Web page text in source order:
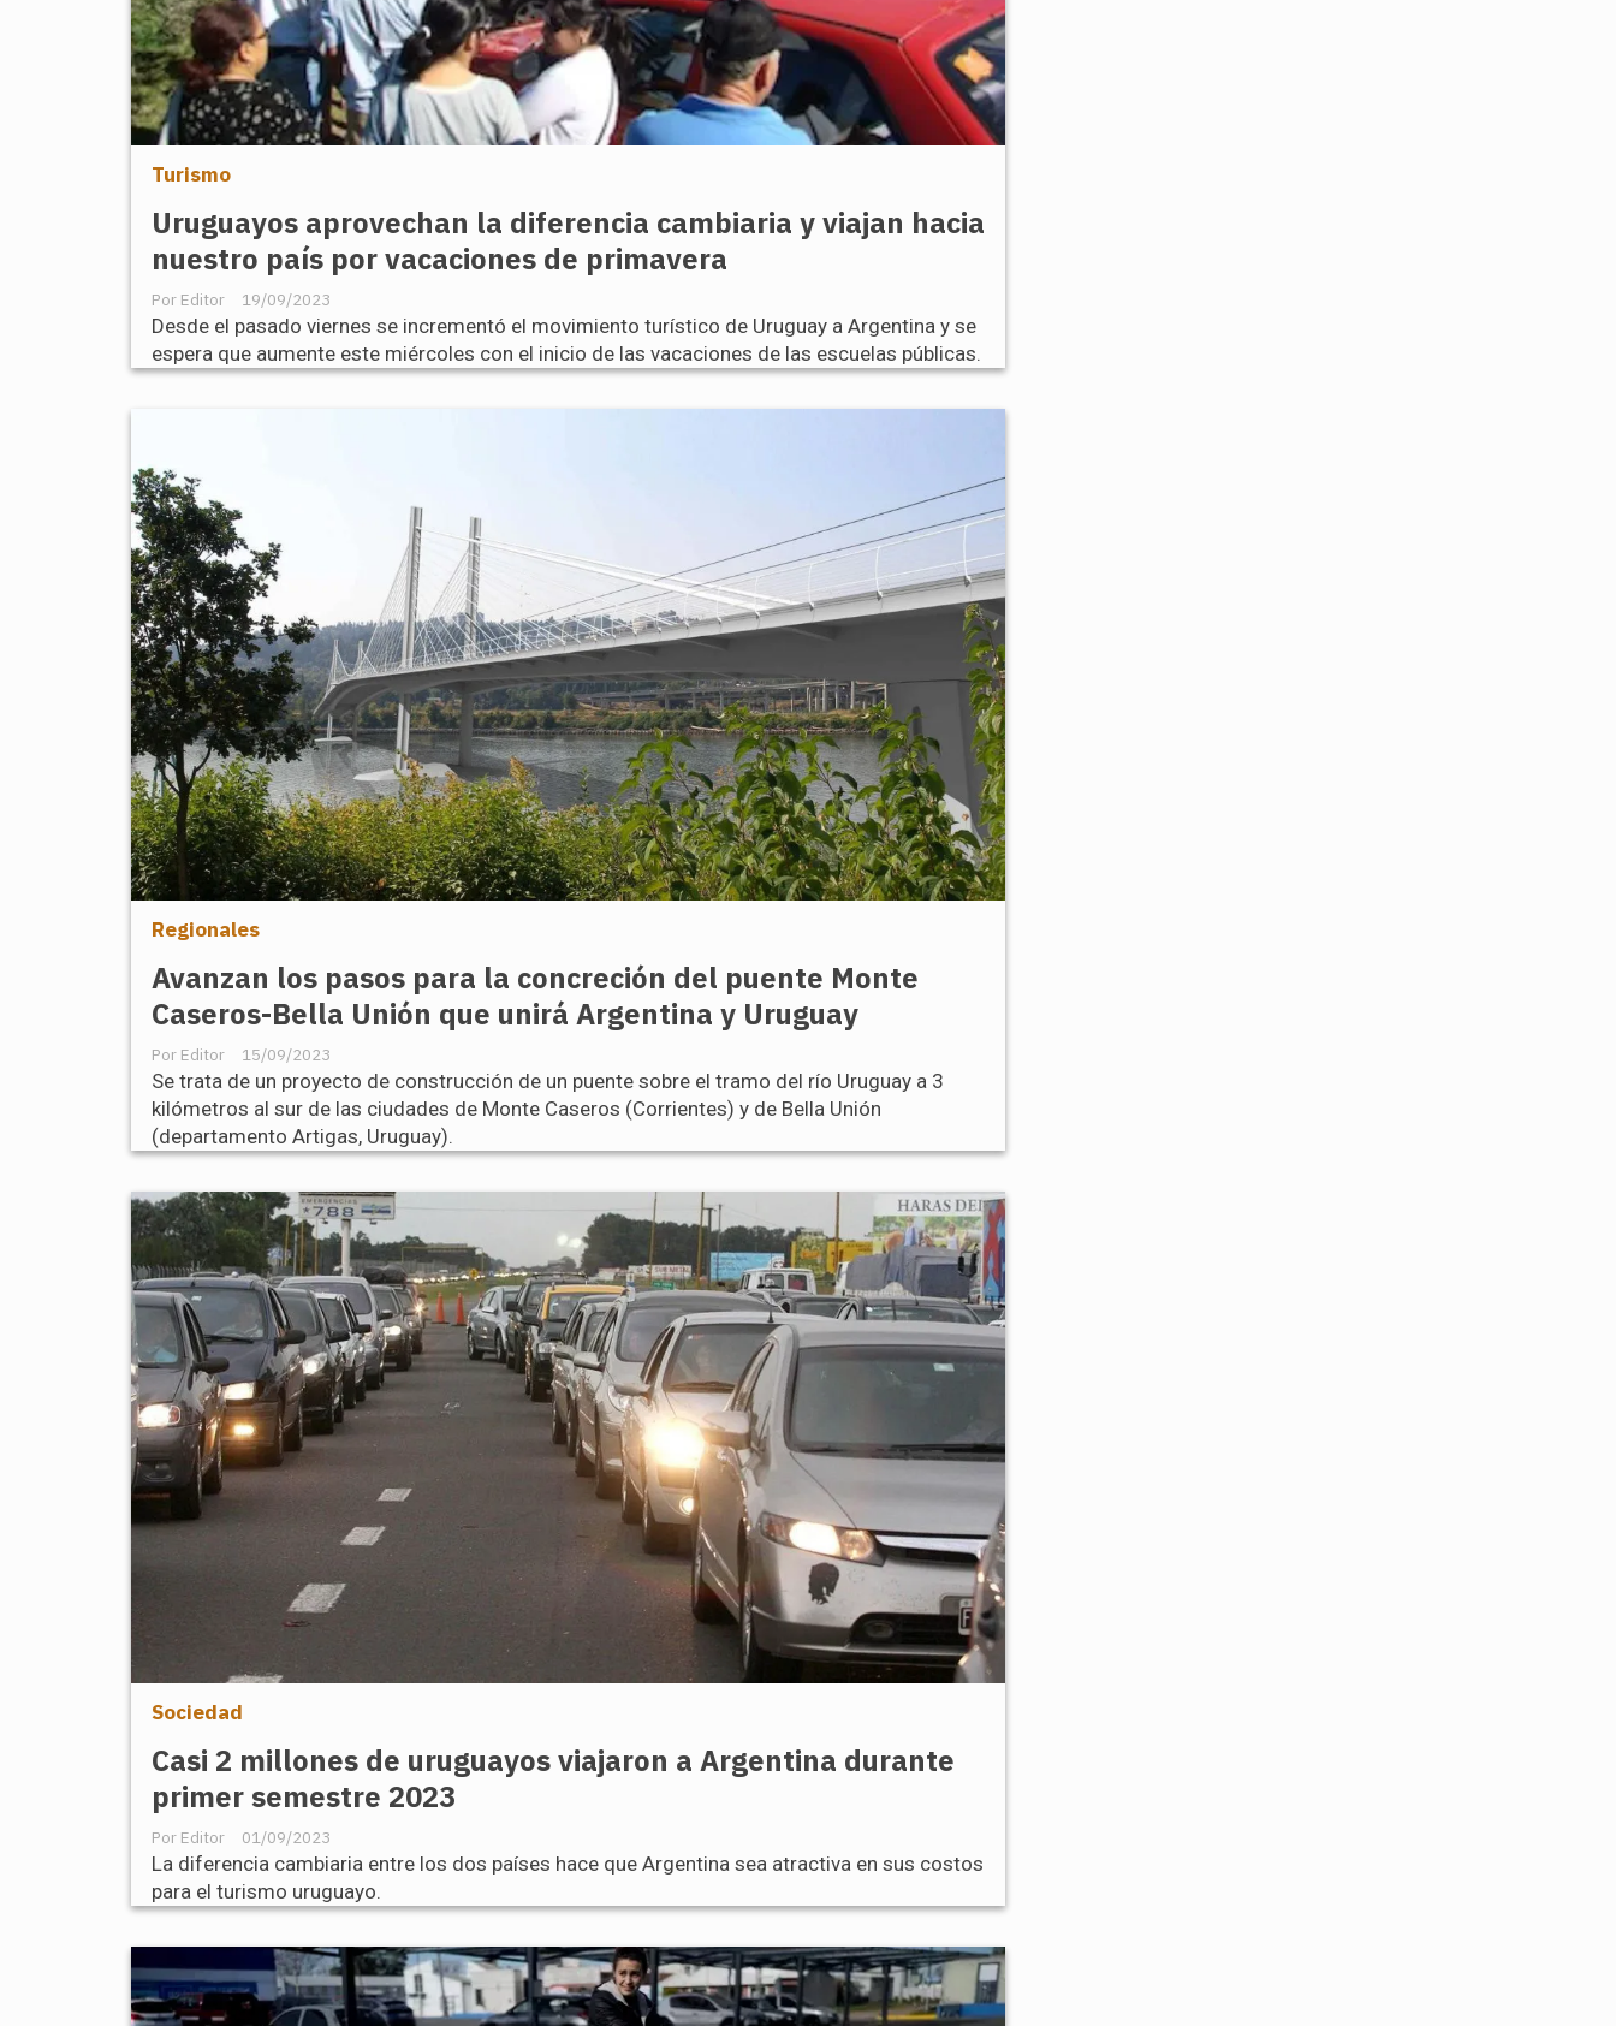
Uruguayos aprovechan la diferencia cambiaria y viajan hacia
nuestro país por vacaciones de primavera
Editor
Turismo
19/09/2023
Desde el pasado viernes se incrementó el movimiento turístico de Uruguay a Argentina y se
espera que aumente este miércoles con el inicio de las vacaciones de las escuelas públicas.
Avanzan los pasos para la concreción del puente Monte
Caseros-Bella Unión que unirá Argentina y Uruguay
Editor
Regionales
15/09/2023
Se trata de un proyecto de construcción de un puente sobre el tramo del río Uruguay a 3
kilómetros al sur de las ciudades de Monte Caseros (Corrientes) y de Bella Unión
(departamento Artigas, Uruguay).
Casi 2 millones de uruguayos viajaron a Argentina durante
primer semestre 2023
Editor
Sociedad
01/09/2023
La diferencia cambiaria entre los dos países hace que Argentina sea atractiva en sus costos
para el turismo uruguayo.